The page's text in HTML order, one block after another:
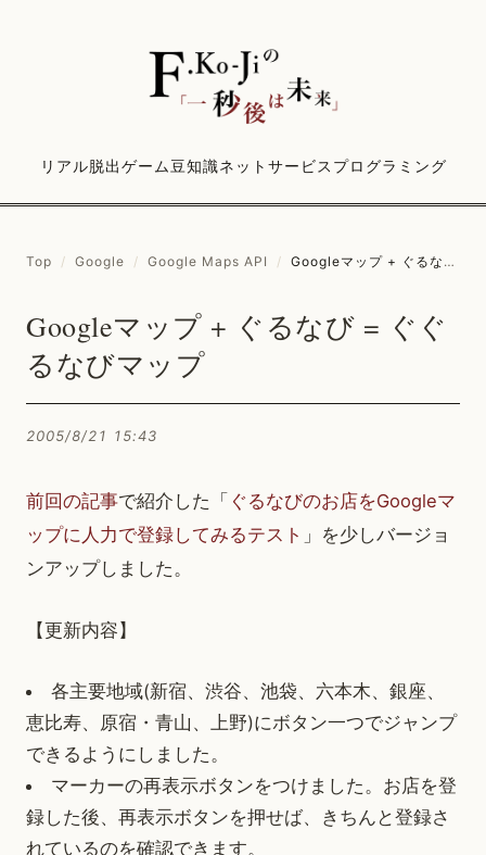
リアル脱出ゲーム豆知識ネットサービス プログラミング
Top / Google / Google Maps API / Googleマップ + ぐるなび = ぐぐるなびマップ
Googleマップ + ぐるなび = ぐぐ
るなびマップ
2005/8/21 15:43
前回の記事で紹介した「 ぐるなびのお店をGoogleマ
ップに人力で登録してみるテスト 」を少しバージョ
ンアップしました。
【更新内容】
各主要地域(新宿、渋谷、池袋、六本木、銀座、
恵比寿、原宿・青山、上野)にボタン一つでジャンプ
できるようにしました。
マーカーの再表示ボタンをつけました。お店を登
録した後、再表示ボタンを押せば、きちんと登録さ
れているのを確認できます。